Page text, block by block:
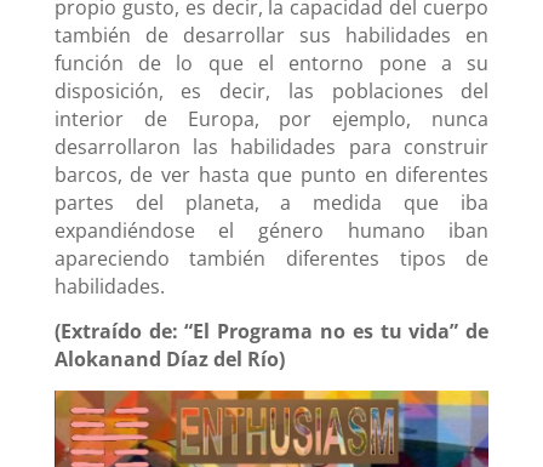
propio gusto, es decir, la capacidad del cuerpo
también de desarrollar sus habilidades en
función de lo que el entorno pone a su
disposición, es decir, las poblaciones del
interior de Europa, por ejemplo, nunca
desarrollaron las habilidades para construir
barcos, de ver hasta que punto en diferentes
partes del planeta, a medida que iba
expandiéndose el género humano iban
apareciendo también diferentes tipos de
habilidades.
(Extraído de: “El Programa no es tu vida” de
Alokanand Díaz del Río)